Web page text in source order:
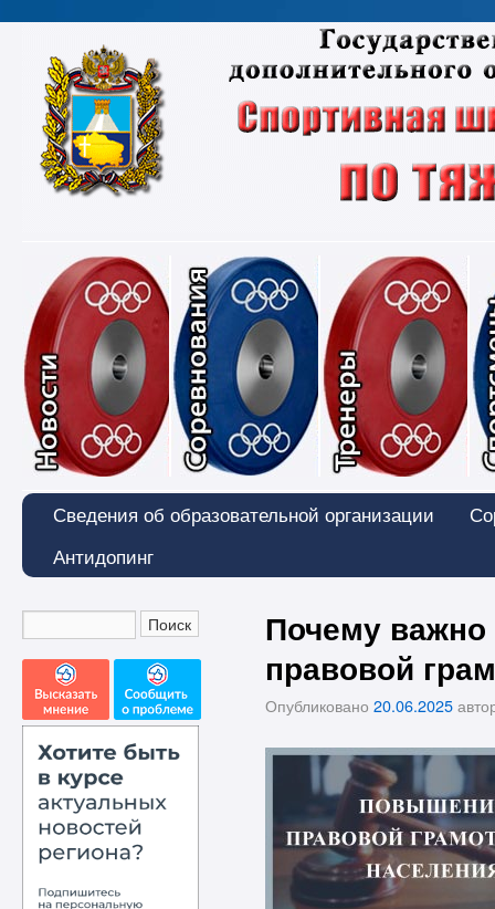
Новости Соревнования
Сведения об образовательной организации
Антидопинг
Почему
правовой
Опубликовано 20.06.2025